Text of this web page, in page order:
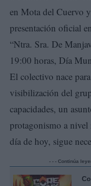
en Mota del Cuervo
presentación oficial
“Ntra. Sra. De
19:00 horas, Día
El colectivo nace
visibilización del
capacidades, un
protagonismo a nivel
día de hoy, sigue
- - - Continúa